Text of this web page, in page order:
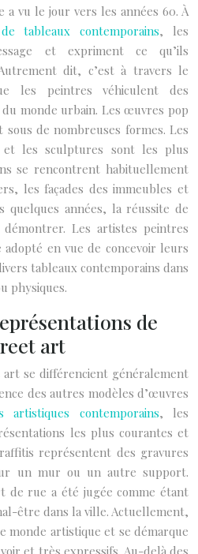
vu le jour vers les années 60. À
tableaux contemporains, les
et expriment ce qu’ils
dit, c’est à travers le
les peintres véhiculent des
monde urbain. Les œuvres pop
de nombreuses formes. Les
et les sculptures sont les plus
se rencontrent habituellement
les façades des immeubles et
quelques années, la réussite de
Les artistes peintres
en vue de concevoir leurs
tableaux contemporains dans
physiques.
de
art
se différencient généralement
des autres modèles d’œuvres
artistiques contemporains, les
les plus courantes et
représentent des gravures
un mur ou un autre support.
de rue a été jugée comme étant
être dans la ville. Actuellement,
monde artistique et se démarque
et très expressifs. Au-delà des